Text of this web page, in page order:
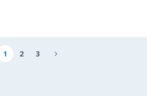
1 2 3 